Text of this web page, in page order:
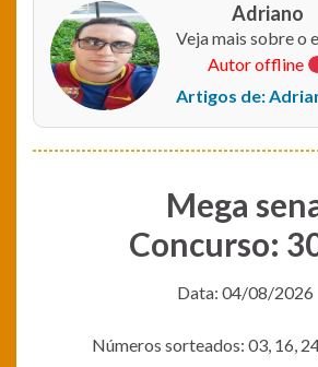
Adriano
Veja mais sobre o
Autor offline
Artigos de:
Mega
Concurso:
Data: 04/08/2026
Números sorteados: 03, 16,